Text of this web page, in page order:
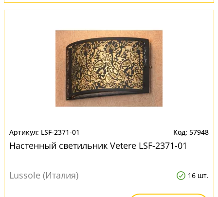
LSF-2371-01 57948
Настенный светильник Vetere LSF-2371-01
Lussole (Италия) 16 шт.